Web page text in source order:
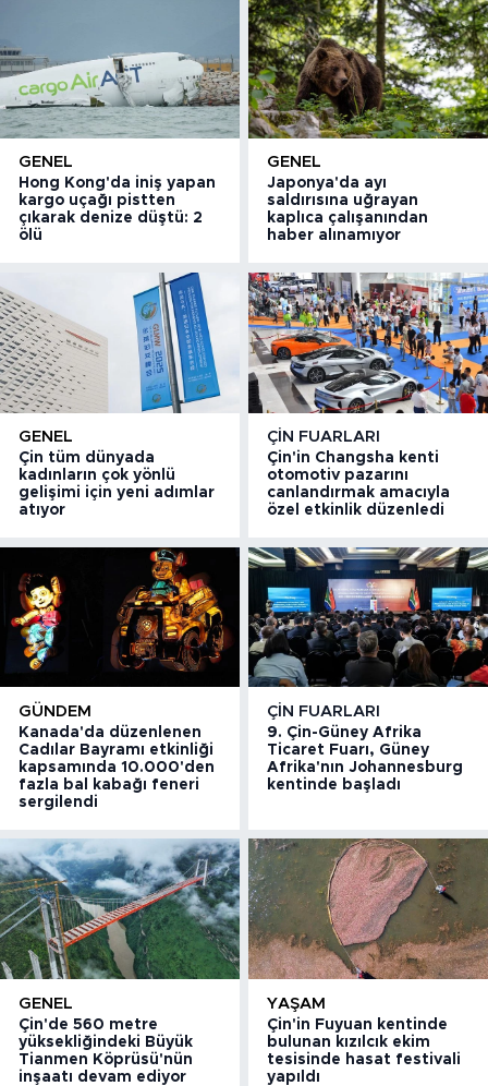
GENEL
Hong Kong'da iniş yapan
kargo uçağı pistten
çıkarak denize düştü: 2
ölü
GENEL
Japonya'da ayı
saldırısına uğrayan
kaplıca çalışanından
haber alınamıyor
GENEL
Çin tüm dünyada
kadınların çok yönlü
gelişimi için yeni adımlar
atıyor
ÇIN FUARLARI
Çin'in Changsha kenti
otomotiv pazarını
canlandırmak amacıyla
özel etkinlik düzenledi
GÜNDEM
Kanada'da düzenlenen
Cadılar Bayramı etkinliği
kapsamında 10.000'den
fazla bal kabağı feneri
sergilendi
ÇIN FUARLARI
9. Çin-Güney Afrika
Ticaret Fuarı, Güney
Afrika'nın Johannesburg
kentinde başladı
GENEL
Çin'de 560 metre
yüksekliğindeki Büyük
Tianmen Köprüsü'nün
inşaatı devam ediyor
YAŞAM
Çin'in Fuyuan kentinde
bulunan kızılcık ekim
tesisinde hasat festivali
yapıldı